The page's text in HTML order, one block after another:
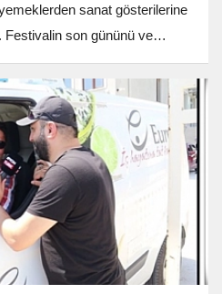
sanat gösterilerine
son gününü ve
görmek için videoyu izlemeyi